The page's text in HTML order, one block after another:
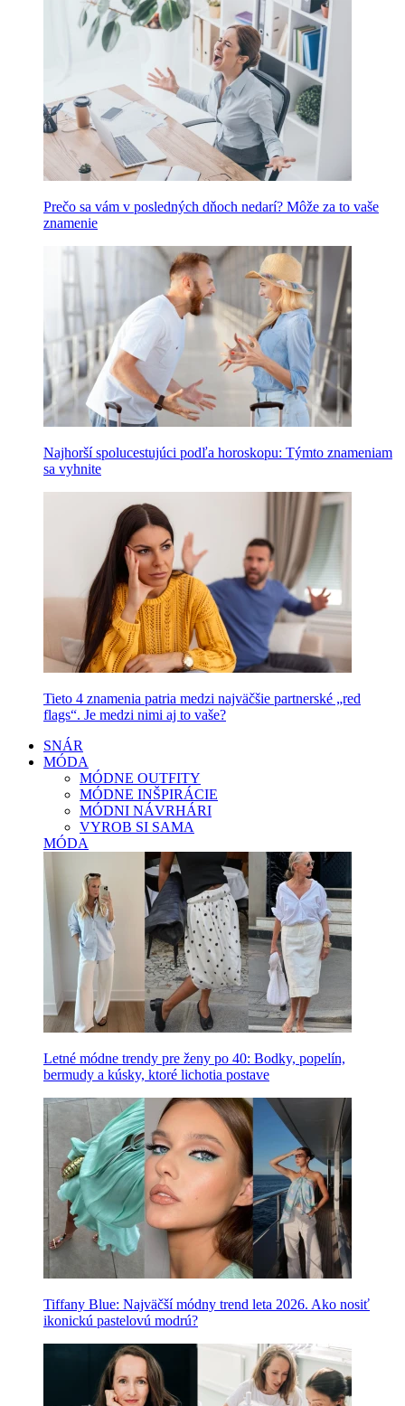
Prečo sa vám v posledných dňoch nedarí? Môže za to vaše
znamenie
Najhorší spolucestujúci podľa horoskopu: Týmto znameniam
sa vyhnite
Tieto 4 znamenia patria medzi najväčšie partnerské „red
flags“. Je medzi nimi aj to vaše?
SNÁR
MÓDA
MÓDNE OUTFITY
MÓDNE INŠPIRÁCIE
MÓDNI NÁVRHÁRI
VYROB SI SAMA
MÓDA
Letné módne trendy pre ženy po 40: Bodky, popelín,
bermudy a kúsky, ktoré lichotia postave
Tiffany Blue: Najväčší módny trend leta 2026. Ako nosiť
ikonickú pastelovú modrú?